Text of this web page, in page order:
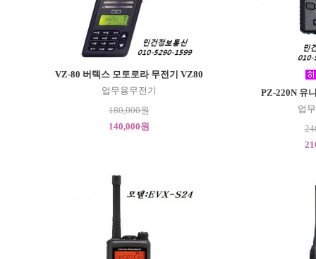
VZ-80 버텍스 모토로라 무전기 VZ80
업무용무전기
180,000원
140,000원
PZ-220N 유
업